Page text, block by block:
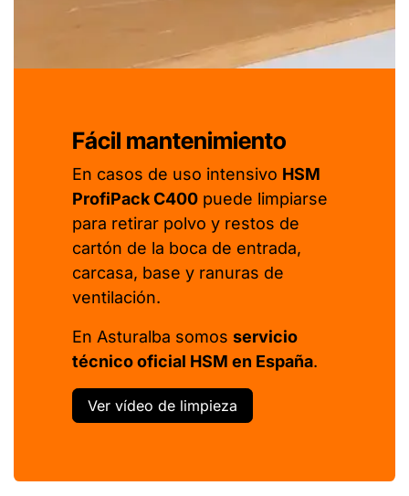
Fácil mantenimiento
En casos de uso intensivo HSM
ProfiPack C400 puede limpiarse
para retirar polvo y restos de
cartón de la boca de entrada,
carcasa, base y ranuras de
ventilación.
En Asturalba somos servicio
técnico oficial HSM en España.
Ver vídeo de limpieza